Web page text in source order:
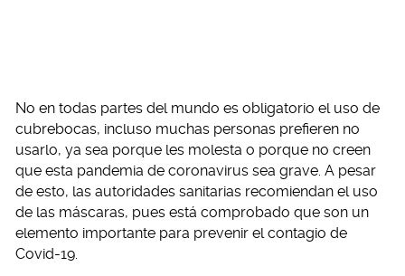
No en todas partes del mundo es obligatorio el uso de
cubrebocas, incluso muchas personas prefieren no
usarlo, ya sea porque les molesta o porque no creen
que esta pandemia de coronavirus sea grave. A pesar
de esto, las autoridades sanitarias recomiendan el uso
de las máscaras, pues está comprobado que son un
elemento importante para prevenir el contagio de
Covid-19.